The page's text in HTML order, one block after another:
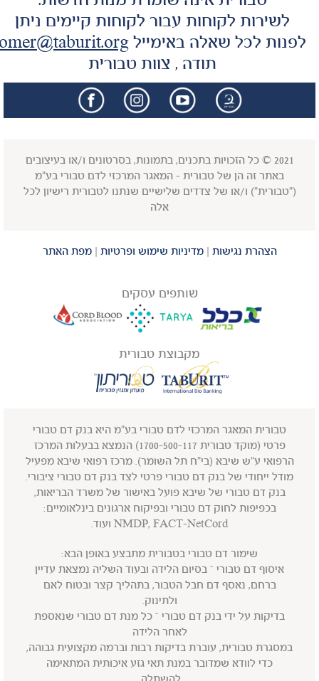
לשירות לקוחות עבור לקוחות קיימים ניתן
לפנות לכל שאלה באימייל
תודה , צוות טבורית
2021 © כל הזכויות בתכנים, בתמונות, בסרטונים ו/או בעיצובים
באתר זה הן של טבורית - המאגר המרכזי לדם טבורי בע"מ
("טבורית") ו/או של צדדים שלישיים שנתנו לטבורית רישיון לכל
אלה
הצהרת נגישות |מדיניות שימוש ופרטיות |מפת האתר
שותפים עסקים
מקבוצת טבורית
טבורית המאגר המרכזי לדם טבורי בע"מ היא בנק דם טבורי
פרטי (מוקד טבורית 1700-500-117) הנמצא בבעלות המרכז
הרפואי ע"ש שיבא (בי"ח תל השומר). מרכז רפואי שיבא מפעיל
מודל ייחודי של בנק דם טבורי פרטי לצד בנק דם טבורי ציבורי.
בנק דם טבורי של שיבא פועל באישור של משרד הבריאות,
בכפיפות לחוק דם טבורי ובפיקוח ארגונים בינלאומיים:
NMDP, FACT-NetCord ועוד.
שימור דם טבורי בטבורית מתבצע באופן הבא:
איסוף דם טבורי – בסיום הלידה ובעוד השליה נמצאת עדיין
ברחם, נאסף דם חבל הטבור, בתהליך קצר ובטוח לאם
ולתינוק.
בדיקות על ידי בנק דם טבורי – כל מנת דם טבורי שנאספת
לאחר הלידה
במסגרת טבורית, עוברת בדיקות רבות וברמה מקצועית גבוהה,
כדי לוודא שמדובר במנת תאי גזע איכותית המתאימה